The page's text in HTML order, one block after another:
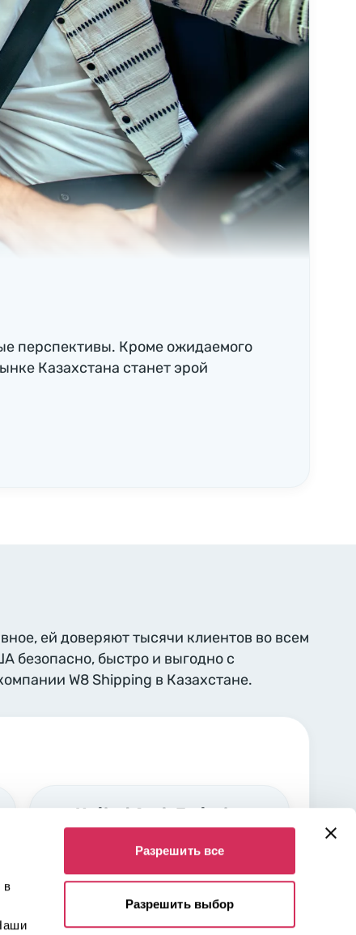
в
Разрешить все
Разрешить выбор
перспективы. Кроме ожидаемого
Казахстана станет эрой
ей доверяют тысячи клиентов во всем
безопасно, быстро и выгодно с
W8 Shipping в Казахстане.
United Arab Emirates,
Industrial area Nr. 5 Sharjah,
00000